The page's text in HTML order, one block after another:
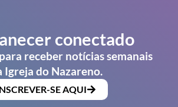
conectado
receber notícias semanais
Igreja do Nazareno.
SE AQUI